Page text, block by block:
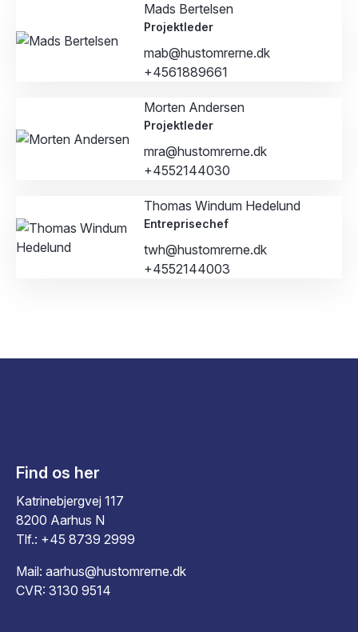
Mads Bertelsen
Projektleder
mab@hustomrerne.dk
+4561889661
Morten Andersen
Projektleder
mra@hustomrerne.dk
+4552144030
Thomas Windum Hedelund
Entreprisechef
twh@hustomrerne.dk
+4552144003
Find os her
Katrinebjergvej 117
8200 Aarhus N
Tlf.: +45 8739 2999
Mail: aarhus@hustomrerne.dk
CVR: 3130 9514